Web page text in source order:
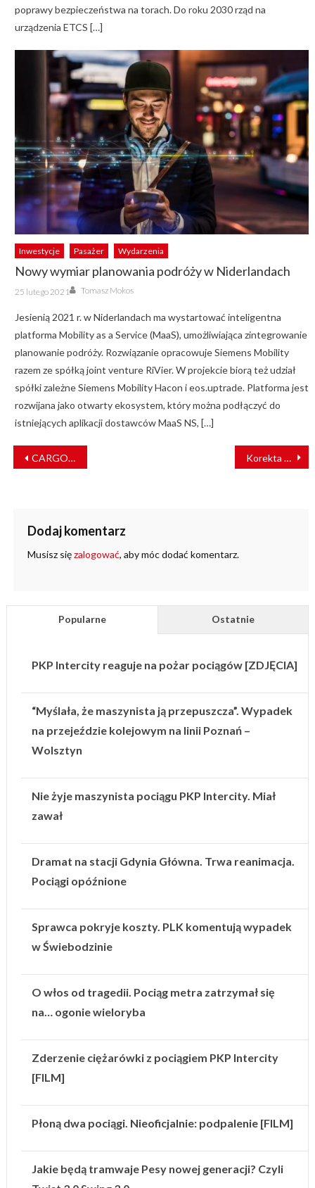
poprawy bezpieczeństwa na torach. Do roku 2030 rząd na
urządzenia ETCS […]
Inwestycje Pasażer Wydarzenia
Nowy wymiar planowania podróży w Niderlandach
Posted
on
25 lutego 2021 Author
Tomasz Mokos
Jesienią 2021 r. w Niderlandach ma wystartować inteligentna
platforma Mobility as a Service (MaaS), umożliwiająca zintegrowanie
planowanie podróży. Rozwiązanie opracowuje Siemens Mobility
razem ze spółką joint venture RiVier. W projekcie biorą też udział
spółki zależne Siemens Mobility Hacon i eos.uptrade. Platforma jest
rozwijana jako otwarty ekosystem, który można podłączyć do
istniejących aplikacji dostawców MaaS NS, […]
NAWIGACJA
WPISU
CARGOUNIT przekazał klientowi z Rumunii lokomotywę Siemens Smartron [ZDJĘCIA] Korekta rozkładu jazdy Kolei Mazowieckich [LISTA]
Dodaj komentarz
Musisz sięzalogować, aby móc dodać komentarz.
Popularne Ostatnie
PKP Intercity reaguje na pożar pociągów [ZDJĘCIA]
“Myślała, że maszynista ją przepuszcza”. Wypadek
na przejeździe kolejowym na linii Poznań –
Wolsztyn
Nie żyje maszynista pociągu PKP Intercity. Miał
zawał
Dramat na stacji Gdynia Główna. Trwa reanimacja.
Pociągi opóźnione
Sprawca pokryje koszty. PLK komentują wypadek
w Świebodzinie
O włos od tragedii. Pociąg metra zatrzymał się
na… ogonie wieloryba
Zderzenie ciężarówki z pociągiem PKP Intercity
[FILM]
Płoną dwa pociągi. Nieoficjalnie: podpalenie [FILM]
Jakie będą tramwaje Pesy nowej generacji? Czyli